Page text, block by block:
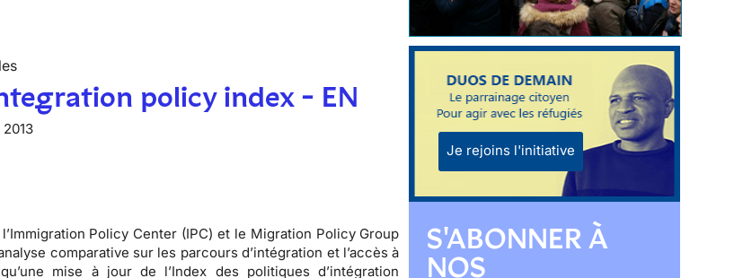
policy index - EN
2013
Policy Center (IPC) et le Migration Policy Group
comparative sur les parcours d’intégration et l’accès à
mise à jour de l’Index des politiques d’intégration
Je rejoins l'initiative
S'ABONNER À
NOS